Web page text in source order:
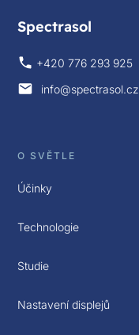
Spectrasol
+420 776 293 925
info@spectrasol.cz
O SVĚTLE
Účinky
Technologie
Studie
Nastavení displejů